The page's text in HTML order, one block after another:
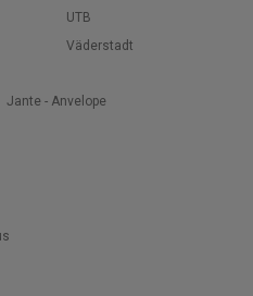
UTB
Väderstadt
Jante - Anvelope